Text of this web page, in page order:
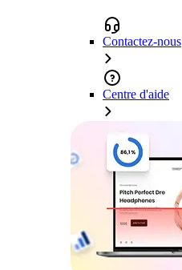
Contactez-nous
Centre d'aide